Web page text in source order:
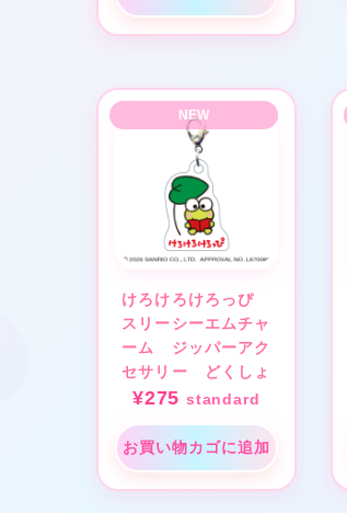
けろけろけろっぴ
スリーシーエムチャ
ーム ジッパーアク
セサリー どくしょ
¥275 standard
お買い物カゴに追加
★
★
★
❤